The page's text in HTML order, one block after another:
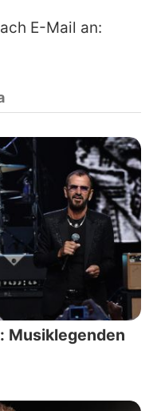
E-Mail an:
Musiklegenden